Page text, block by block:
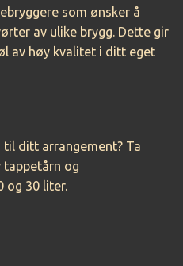
som ønsker å
av ulike brygg. Dette gir
av høy kvalitet i ditt eget
ditt arrangement? Ta
tappetårn og
og 30 liter.